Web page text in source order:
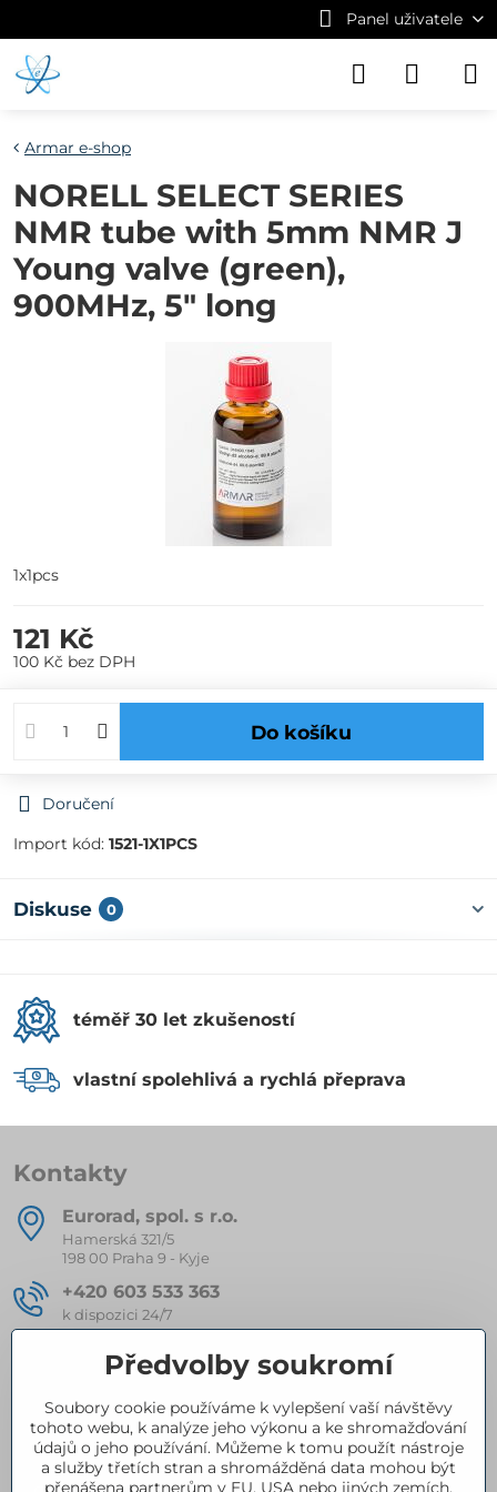
Panel uživatele
Armar e-shop
NORELL SELECT SERIES
NMR tube with 5mm NMR J
Young valve (green),
900MHz, 5" long
1x1pcs
121 Kč
100 Kč bez DPH
Do košíku
Doručení
Import kód: 1521-1X1PCS
Diskuse 0
téměř 30 let zkušeností
vlastní spolehlivá a rychlá přeprava
Kontakty
Eurorad, spol​. s r​.o​.
Hamerská 321/5
198 00 Praha 9 - Kyje
+420 603 533 363
k dispozici 24/7
eurorad​@seznam​.cz
Kompletní nabídka produktů
Předvolby soukromí
Soubory cookie používáme k vylepšení vaší návštěvy
tohoto webu, k analýze jeho výkonu a ke shromažďování
údajů o jeho používání. Můžeme k tomu použít nástroje
a služby třetích stran a shromážděná data mohou být
přenášena partnerům v EU, USA nebo jiných zemích.